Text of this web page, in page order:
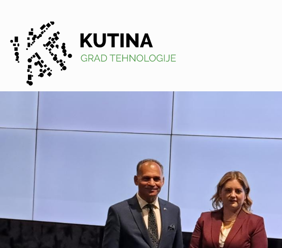
Kutina